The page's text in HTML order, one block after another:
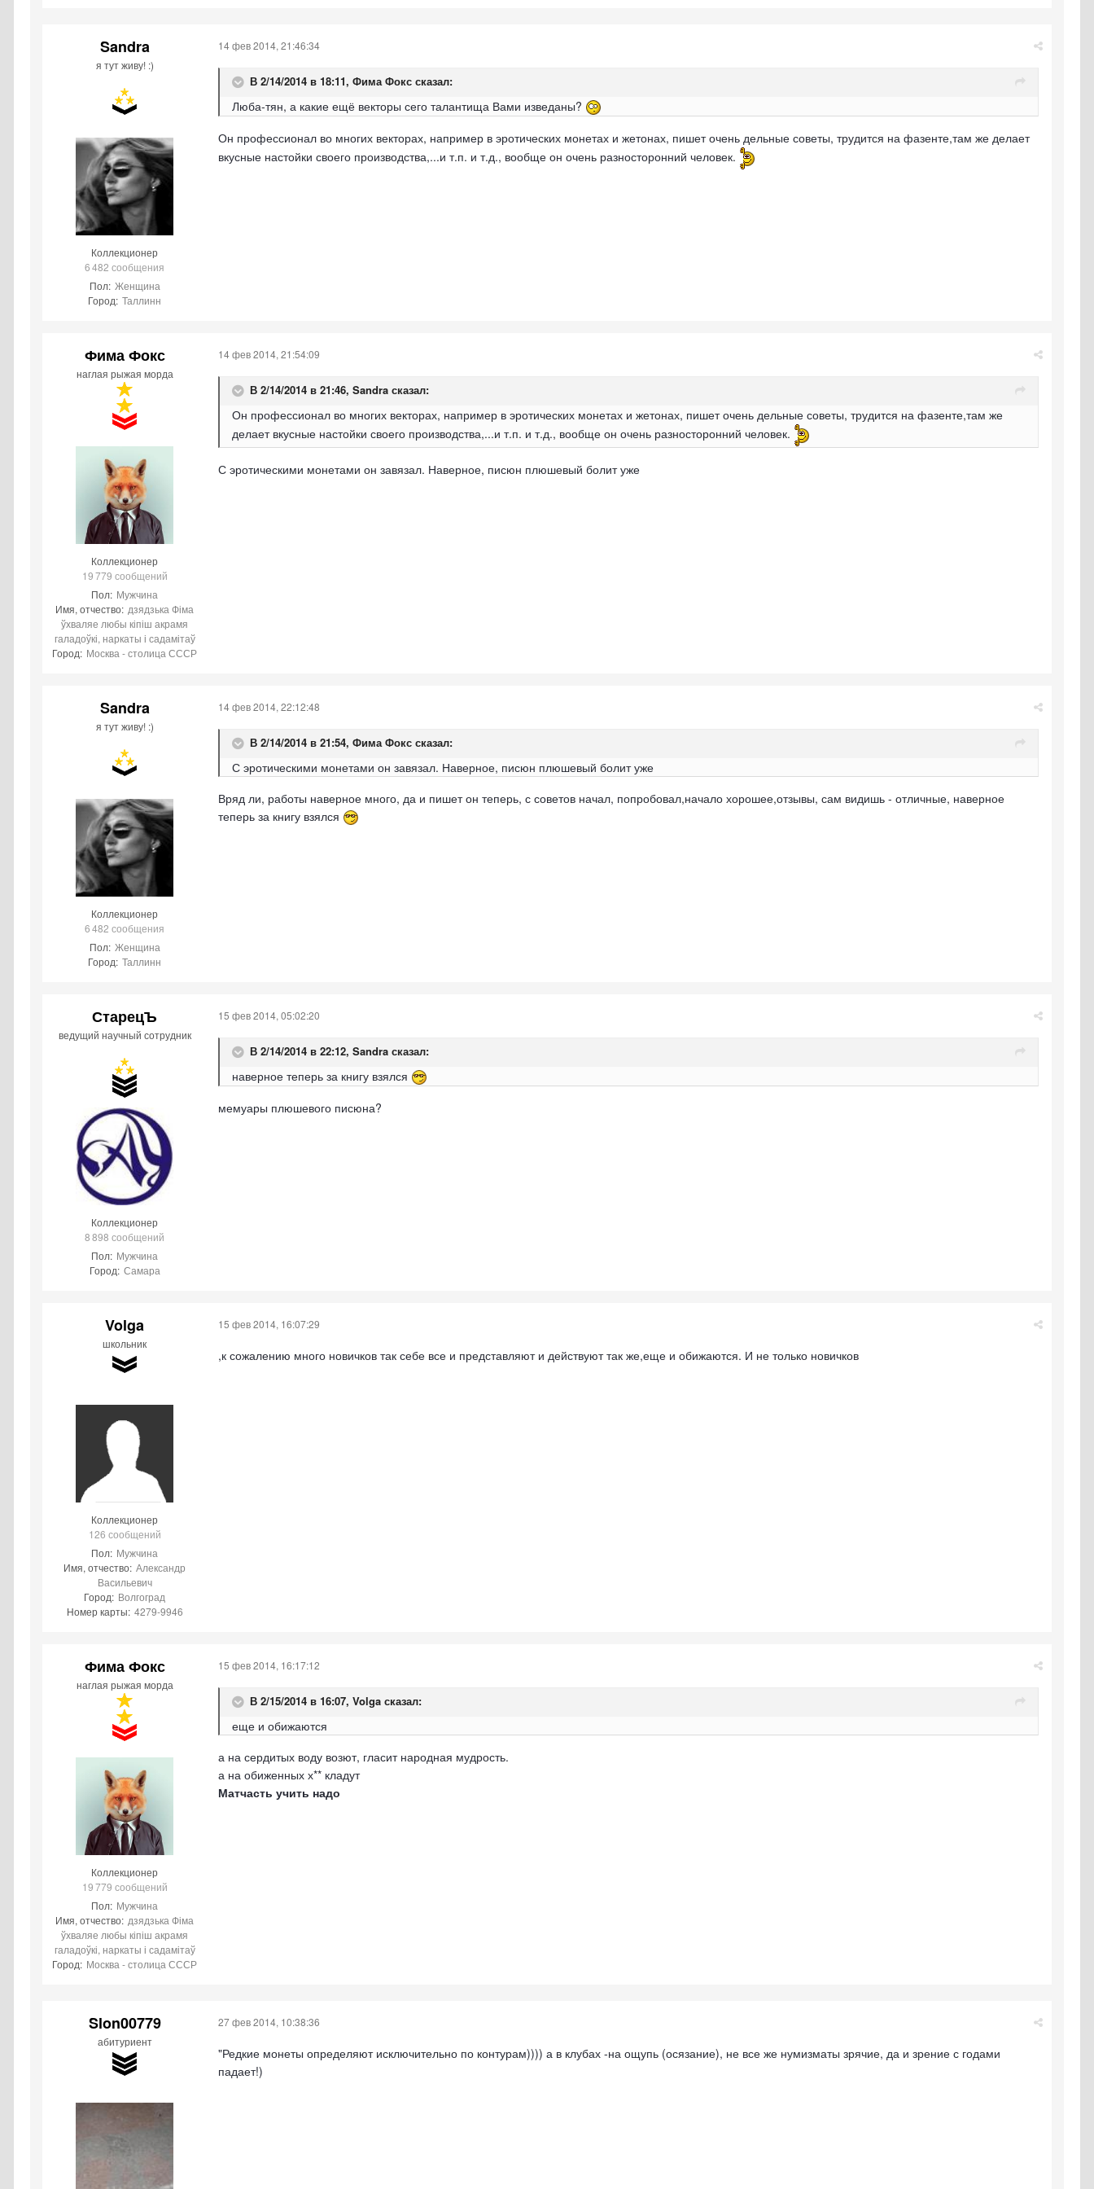
Sandra
я тут живу! :)
Коллекционер
6 482 сообщения
Пол: Женщина
Город: Таллинн
14 фев 2014, 21:46:34
В 2/14/2014 в 18:11, Фима Фокс сказал:
Люба-тян, а какие ещё векторы сего талантища Вами изведаны?
Он профессионал во многих векторах, например в эротических монетах и жетонах, пишет очень дельные советы, трудится на фазенте,там же делает
вкусные настойки своего производства,...и т.п. и т.д., вообще он очень разносторонний человек.
Фима Фокс
наглая рыжая морда
Коллекционер
19 779 сообщений
Пол: Мужчина
Имя, отчество: дзядзька Фіма
ўхваляе любы кіпіш акрамя
галадоўкі, наркаты і садамітаў
Город: Москва - столица СССР
14 фев 2014, 21:54:09
В 2/14/2014 в 21:46, Sandra сказал:
Он профессионал во многих векторах, например в эротических монетах и жетонах, пишет очень дельные советы, трудится на фазенте,там же
делает вкусные настойки своего производства,...и т.п. и т.д., вообще он очень разносторонний человек.
С эротическими монетами он завязал. Наверное, писюн плюшевый болит уже
Sandra
я тут живу! :)
Коллекционер
6 482 сообщения
Пол: Женщина
Город: Таллинн
14 фев 2014, 22:12:48
В 2/14/2014 в 21:54, Фима Фокс сказал:
С эротическими монетами он завязал. Наверное, писюн плюшевый болит уже
Вряд ли, работы наверное много, да и пишет он теперь, с советов начал, попробовал,начало хорошее,отзывы, сам видишь - отличные, наверное
теперь за книгу взялся
СтарецЪ
ведущий научный сотрудник
Коллекционер
8 898 сообщений
Пол: Мужчина
Город: Самара
15 фев 2014, 05:02:20
В 2/14/2014 в 22:12, Sandra сказал:
наверное теперь за книгу взялся
мемуары плюшевого писюна?
Volga
школьник
Коллекционер
126 сообщений
Пол: Мужчина
Имя, отчество: Александр
Васильевич
Город: Волгоград
Номер карты: 4279-9946
15 фев 2014, 16:07:29
,к сожалению много новичков так себе все и представляют и действуют так же,еще и обижаются. И не только новичков
Фима Фокс
наглая рыжая морда
Коллекционер
19 779 сообщений
Пол: Мужчина
Имя, отчество: дзядзька Фіма
ўхваляе любы кіпіш акрамя
галадоўкі, наркаты і садамітаў
Город: Москва - столица СССР
15 фев 2014, 16:17:12
В 2/15/2014 в 16:07, Volga сказал:
еще и обижаются
а на сердитых воду возют, гласит народная мудрость.
а на обиженных х** кладут
Матчасть учить надо
Slon00779
абитуриент
27 фев 2014, 10:38:36
"Редкие монеты определяют исключительно по контурам)))) а в клубах -на ощупь (осязание), не все же нумизматы зрячие, да и зрение с годами
падает!)